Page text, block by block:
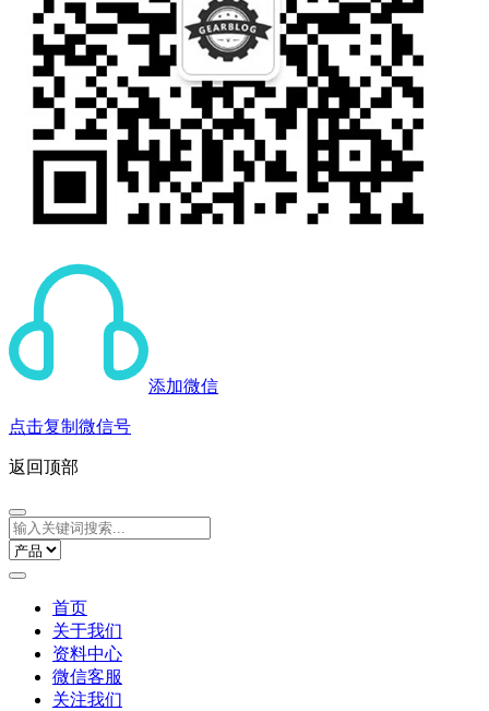
添加微信
点击复制微信号
返回顶部
首页
关于我们
资料中心
微信客服
关注我们